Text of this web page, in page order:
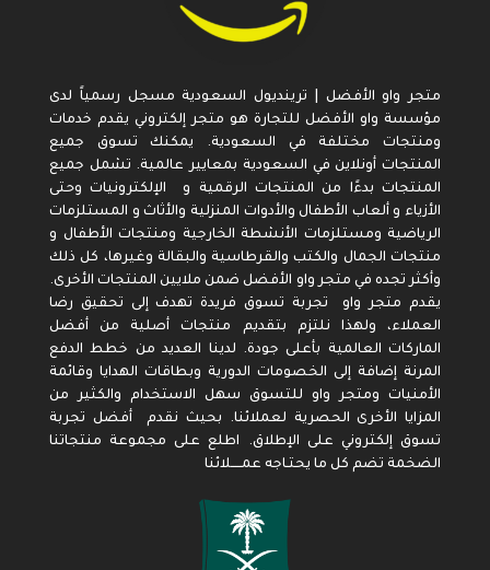
متجر واو الأفضل | ترينديول السعودية مسجل رسمياً لدى
مؤسسة واو الأفضل للتجارة هو متجر إلكتروني يقدم خدمات
ومنتجات مختلفة في السعودية. يمكنك تسوق جميع
المنتجات أونلاين في السعودية بمعايير عالمية. تشمل جميع
المنتجات بدءًا من المنتجات الرقمية و الإلكترونيات وحتى
الأزياء و ألعاب الأطفال والأدوات المنزلية والأثاث و المستلزمات
الرياضية ومستلزمات الأنشطة الخارجية ومنتجات الأطفال و
منتجات الجمال والكتب والقرطاسية والبقالة وغيرها، كل ذلك
وأكثر تجده في متجر واو الأفضل ضمن ملايين المنتجات الأخرى.
يقدم متجر واو تجربة تسوق فريدة تهدف إلى تحقيق رضا
العملاء، ولهذا نلتزم بتقديم منتجات أصلية من أفضل
الماركات العالمية بأعلى جودة. لدينا العديد من خطط الدفع
المرنة إضافة إلى الخصومات الدورية وبطاقات الهدايا وقائمة
الأمنيات ومتجر واو للتسوق سهل الاستخدام والكثير من
المزايا الأخرى الحصرية لعملائنا. بحيث نقدم أفضل تجربة
تسوق إلكتروني على الإطلاق. اطلع على مجموعة منتجاتنا
الضخمة تضم كل ما يحتـاجه عمـــــلائنا